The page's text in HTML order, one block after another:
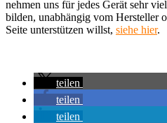
nehmen uns für jedes Gerät sehr
bilden, unabhängig vom Hersteller
Seite unterstützen willst, siehe hier.
teilen
teilen
teilen